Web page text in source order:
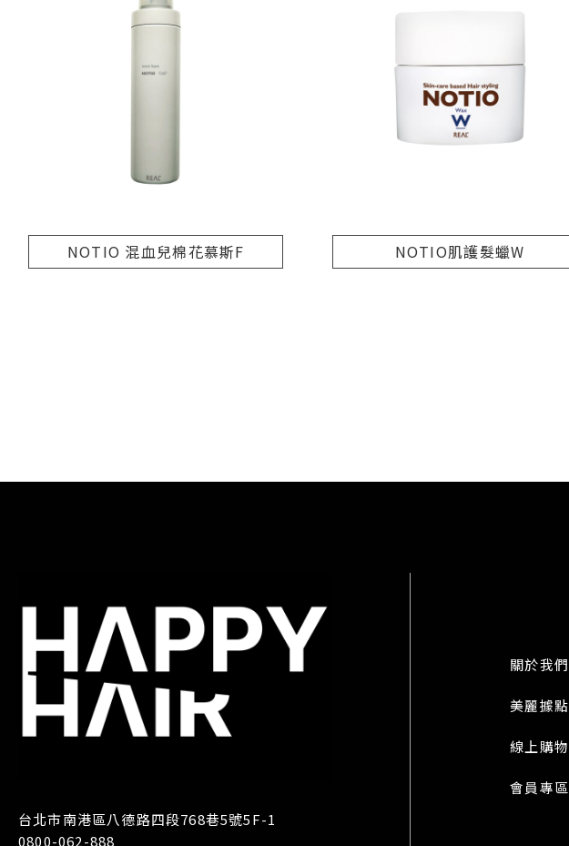
NOTIO 混血兒棉花慕斯F NOTIO肌護髮蠟W
台北市南港區八德路四段768巷5號5F-1
0800-062-888
關於我們
美麗據點
線上購物
會員專區